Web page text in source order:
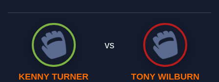
KENNY TURNER
vs
TONY WILBURN